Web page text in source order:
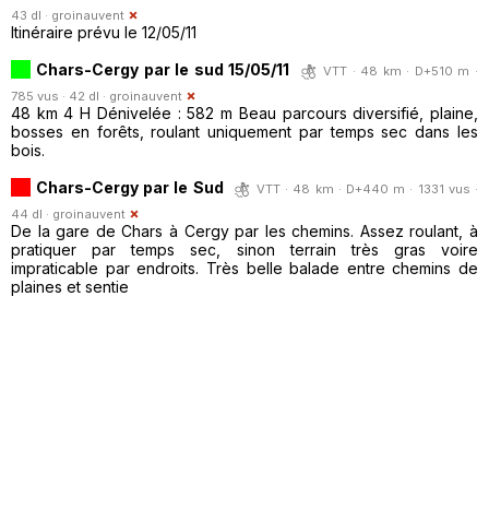
43 dl · groinauvent
Itinéraire prévu le 12/05/11
Chars-Cergy par le sud 15/05/11
VTT · 48 km · D+510 m ·
785 vus · 42 dl · groinauvent
48 km 4 H Dénivelée : 582 m Beau parcours diversifié, plaine,
bosses en forêts, roulant uniquement par temps sec dans les
bois.
Chars-Cergy par le Sud
VTT · 48 km · D+440 m · 1331 vus ·
44 dl · groinauvent
De la gare de Chars à Cergy par les chemins. Assez roulant, à
pratiquer par temps sec, sinon terrain très gras voire
impraticable par endroits. Très belle balade entre chemins de
plaines et sentie